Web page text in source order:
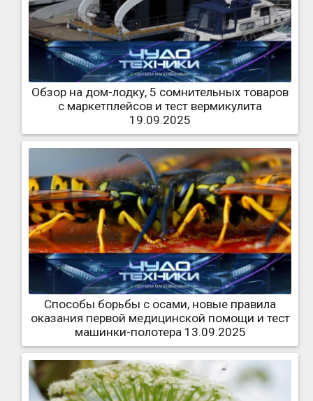
Обзор на дом-лодку, 5 сомнительных товаров
с маркетплейсов и тест вермикулита
19.09.2025
Способы борьбы с осами, новые правила
оказания первой медицинской помощи и тест
машинки-полотера 13.09.2025